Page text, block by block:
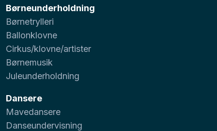
Børneunderholdning
Børnetrylleri
Ballonklovne
Cirkus/klovne/artister
Børnemusik
Juleunderholdning
Dansere
Mavedansere
Danseundervisning